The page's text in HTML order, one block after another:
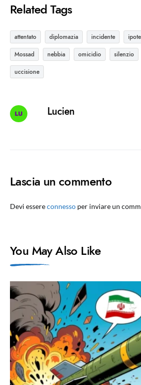
Related Tags
attentato diplomazia incidente
Mossad nebbia omicidio silenzio
uccisione
Lucien
Lascia un commento
Devi essereconnesso per inviare un
You May Also Like